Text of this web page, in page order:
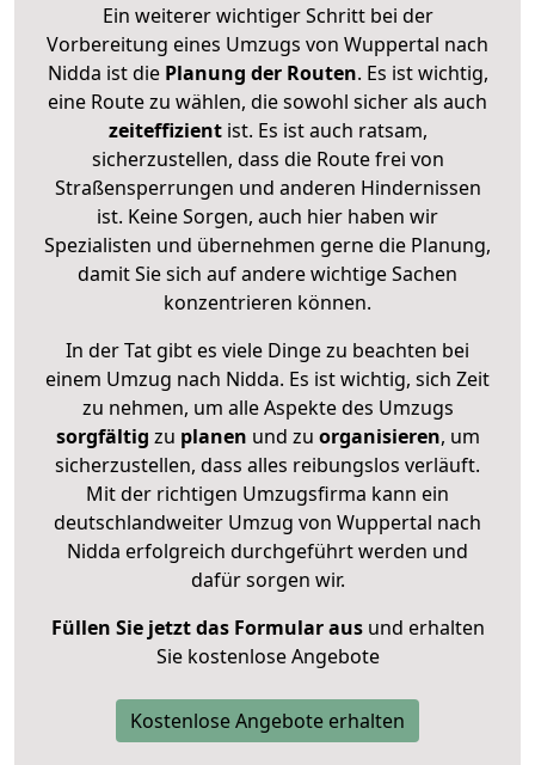
Ein weiterer wichtiger Schritt bei der
Vorbereitung eines Umzugs von Wuppertal nach
Nidda ist diePlanung der Routen. Es ist wichtig,
eine Route zu wählen, die sowohl sicher als auch
zeiteffizientist. Es ist auch ratsam,
sicherzustellen, dass die Route frei von
Straßensperrungen und anderen Hindernissen
ist. Keine Sorgen, auch hier haben wir
Spezialisten und übernehmen gerne die Planung,
damit Sie sich auf andere wichtige Sachen
konzentrieren können.
In der Tat gibt es viele Dinge zu beachten bei
einem Umzug nach Nidda. Es ist wichtig, sich Zeit
zu nehmen, um alle Aspekte des Umzugs
sorgfältig zu planen und zu organisieren, um
sicherzustellen, dass alles reibungslos verläuft.
Mit der richtigen Umzugsfirma kann ein
deutschlandweiter Umzug von Wuppertal nach
Nidda erfolgreich durchgeführt werden und
dafür sorgen wir.
Füllen Sie jetzt das Formular ausund erhalten
Sie kostenlose Angebote
Kostenlose Angebote erhalten